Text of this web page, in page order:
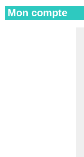
Mon compte